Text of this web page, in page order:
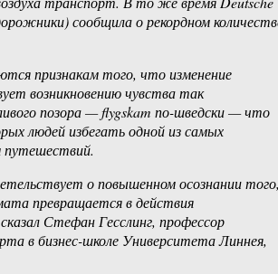
сообщила о рекордном
признакам того, что изменение
возникновению чувства так
позора — flygskam по-шведски — что
людей избегать одной из самых
путешествий.
о повышенном осознании
превращается в действия
Стефан Гесслинг, профессор
в бизнес-школе Университета Линнея,